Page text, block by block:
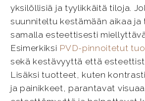
yksilöllisiä ja tyylikkäitä tiloja.
suunniteltu kestämään aikaa ja
samalla esteettisesti
Esimerkiksi PVD-pinnoitetut
sekä kestävyyttä että
Lisäksi tuotteet, kuten
ja painikkeet, parantavat